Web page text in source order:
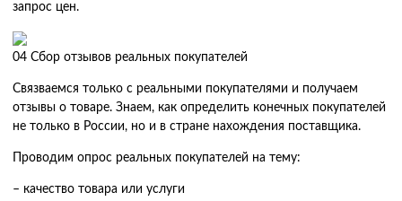
запрос цен.
04 Сбор отзывов реальных покупателей
Связваемся только с реальными покупателями и получаем
отзывы о товаре. Знаем, как определить конечных покупателей
не только в России, но и в стране нахождения поставщика.
Проводим опрос реальных покупателей на тему:
– качество товара или услуги